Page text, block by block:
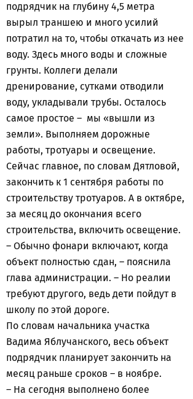
подрядчик на глубину 4,5 метра
вырыл траншею и много усилий
потратил на то, чтобы откачать из нее
воду. Здесь много воды и сложные
грунты. Коллеги делали
дренирование, сутками отводили
воду, укладывали трубы. Осталось
самое простое – мы «вышли из
земли». Выполняем дорожные
работы, тротуары и освещение.
Сейчас главное, по словам Дятловой,
закончить к 1 сентября работы по
строительству тротуаров. А в октябре,
за месяц до окончания всего
строительства, включить освещение.
– Обычно фонари включают, когда
объект полностью сдан, – пояснила
глава администрации. – Но реалии
требуют другого, ведь дети пойдут в
школу по этой дороге.
По словам начальника участка
Вадима Яблучанского, весь объект
подрядчик планирует закончить на
месяц раньше сроков – в ноябре.
– На сегодня выполнено более